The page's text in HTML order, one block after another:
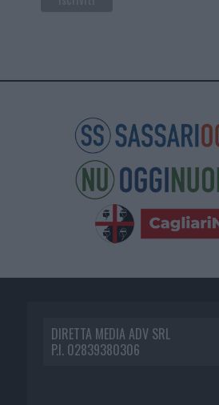
DIRETTA MEDIA ADV SRL
P.I. 02839380306